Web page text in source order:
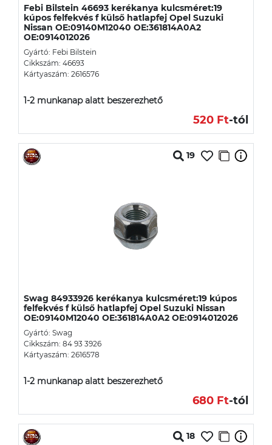
Febi Bilstein 46693 kerékanya kulcsméret:19
kúpos felfekvés f külső hatlapfej Opel Suzuki
Nissan OE:09140M12040 OE:361814A0A2
OE:0914012026
Gyártó: Febi Bilstein
Cikkszám: 46693
Kártyaszám: 2616576
1-2 munkanap alatt beszerezhető
520 Ft-tól
19
Swag 84933926 kerékanya kulcsméret:19 kúpos
felfekvés f külső hatlapfej Opel Suzuki Nissan
OE:09140M12040 OE:361814A0A2 OE:0914012026
Gyártó: Swag
Cikkszám: 84 93 3926
Kártyaszám: 2616578
1-2 munkanap alatt beszerezhető
680 Ft-tól
18